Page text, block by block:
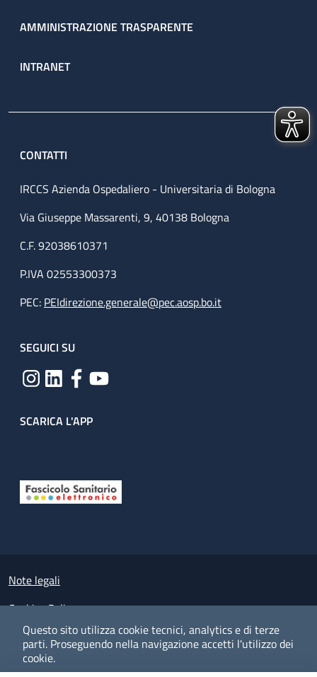
Questo sito utilizza cookie tecnici, analytics e di terze
parti. Proseguendo nella navigazione accetti l'utilizzo dei
cookie.
AMMINISTRAZIONE TRASPARENTE
INTRANET
CONTATTI
IRCCS Azienda Ospedaliero - Universitaria di Bologna
Via Giuseppe Massarenti, 9, 40138 Bologna
C.F. 92038610371
P.IVA 02553300373
PEC: PEIdirezione.generale@pec.aosp.bo.it
SEGUICI SU
SCARICA L'APP
Small prints
Note legali
Cookies Policy
Policy privacy e protezione del dato personale
Albo pretorio on-line